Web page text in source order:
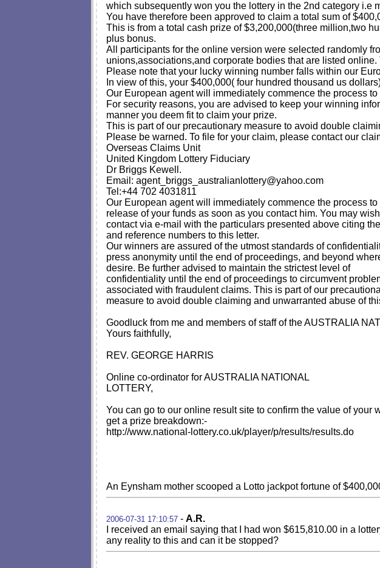
which subsequently won you the lottery in the 2nd category i.e
You have therefore been approved to claim a total sum of
This is from a total cash prize of $3,200,000(three million,two
plus bonus.
All participants for the online version were selected randomly
unions,associations,and corporate bodies that are listed
Please note that your lucky winning number falls within our
In view of this, your $400,000( four hundred thousand us
Our European agent will immediately commence the process
For security reasons, you are advised to keep your winning
manner you deem fit to claim your prize.
This is part of our precautionary measure to avoid double
Please be warned. To file for your claim, please contact our
Overseas Claims Unit
United Kingdom Lottery Fiduciary
Dr Briggs Kewell.
Email: agent_briggs_australianlottery@yahoo.com
Tel:+44 702 4031811
Our European agent will immediately commence the process
release of your funds as soon as you contact him. You may
contact via e-mail with the particulars presented above citing
and reference numbers to this letter.
Our winners are assured of the utmost standards of
press anonymity until the end of proceedings, and beyond
desire. Be further advised to maintain the strictest level of
confidentiality until the end of proceedings to circumvent
associated with fraudulent claims. This is part of our
measure to avoid double claiming and unwarranted abuse of
Goodluck from me and members of staff of the AUSTRALIA
Yours faithfully,
REV. GEORGE HARRIS
Online co-ordinator for AUSTRALIA NATIONAL
LOTTERY,
You can go to our online result site to confirm the value of your
get a prize breakdown:-
http://www.national-lottery.co.uk/player/p/results/results.do
An Eynsham mother scooped a Lotto jackpot fortune of
2006-07-31 17:10:57 - A.R.
I received an email saying that I had won $615,810.00 in a
any reality to this and can it be stopped?